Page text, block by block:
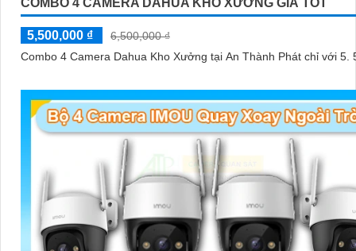
COMBO 4 CAMERA DAHUA KHO XƯỞNG GIÁ TỐT
5,500,000 ₫
6,500,000 ₫
Combo 4 Camera Dahua Kho Xưởng tại An Thành Phát chỉ với 5.